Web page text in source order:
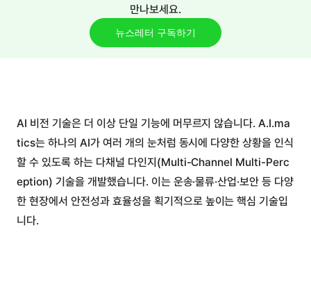
만나보세요.
뉴스레터 구독하기
AI 비전 기술은 더 이상 단일 기능에 머무르지 않습니다. A.I.ma
tics는 하나의 AI가 여러 개의 눈처럼 동시에 다양한 상황을 인식
할 수 있도록 하는 다채널 다인지(Multi-Channel Multi-Perc
eption) 기술을 개발했습니다. 이는 운송·물류·산업·보안 등 다양
한 현장에서 안전성과 효율성을 획기적으로 높이는 핵심 기술입
니다.